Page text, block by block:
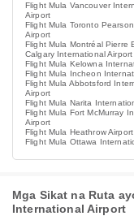
Flight Mula Vancouver
Airport
Flight Mula Toronto
Airport
Flight Mula Montréal Pierre
Calgary International Airport
Flight Mula Kelowna
Flight Mula Incheon
Flight Mula Abbotsford
Airport
Flight Mula Narita
Flight Mula Fort McMurray
Airport
Flight Mula Heathrow
Flight Mula Ottawa
Mga Sikat na Ruta
International Airport